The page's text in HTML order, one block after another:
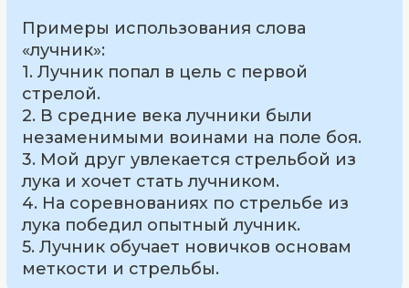
Примеры использования слова
«лучник»:
1. Лучник попал в цель с первой
стрелой.
2. В средние века лучники были
незаменимыми воинами на поле боя.
3. Мой друг увлекается стрельбой из
лука и хочет стать лучником.
4. На соревнованиях по стрельбе из
лука победил опытный лучник.
5. Лучник обучает новичков основам
меткости и стрельбы.